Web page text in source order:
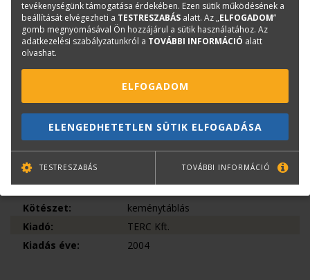
ahol az ajánlattevők versengenek a szerződés elnyeréséért, és
mint minden verseny, ez is magában hordozza az előre nem
látható problémákat, valamint a verseny szépségét is.
Közgazdaság, jog, marketing
Építőipar
ISBN:
963 9535 20 6
Méret:
Kötészet:
keménytáblás
Kiadó:
TERC Kft.
Kiadás éve:
2004
tevékenységünk támogatása érdekében. Ezen sütik működésének a
beállítását elvégezheti a TESTRESZABÁS alatt. Az „ELFOGADOM”
gomb megnyomásával Ön hozzájárul a sütik használatához. Az
adatkezelési szabályzatunkról a TOVÁBBI INFORMÁCIÓ alatt
olvashat.
ELFOGADOM
ELENGEDHETETLEN SÜTIK ELFOGADÁSA
TESTRESZABÁS TOVÁBBI INFORMÁCIÓ